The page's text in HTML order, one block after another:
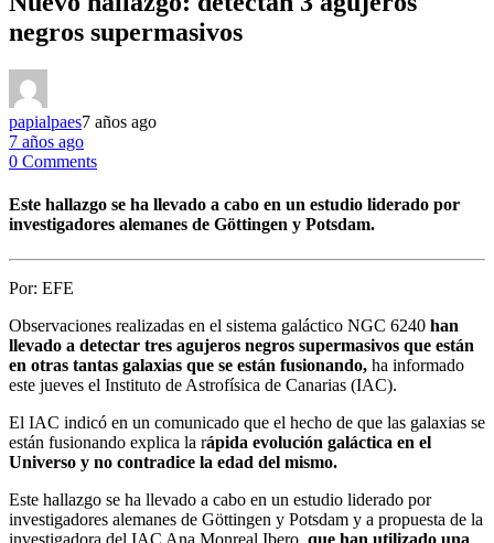
negros supermasivos
papialpaes7 años ago
7 años ago
0 Comments
Este hallazgo se ha llevado a cabo en un estudio liderado por
investigadores alemanes de Göttingen y Potsdam.
Por: EFE
Observaciones realizadas en el sistema galáctico NGC 6240 han
llevado a detectar tres agujeros negros supermasivos que están
en otras tantas galaxias que se están fusionando, ha informado
este jueves el Instituto de Astrofísica de Canarias (IAC).
El IAC indicó en un comunicado que el hecho de que las galaxias se
están fusionando explica la rápida evolución galáctica en el
Universo y no contradice la edad del mismo.
Este hallazgo se ha llevado a cabo en un estudio liderado por
investigadores alemanes de Göttingen y Potsdam y a propuesta de la
investigadora del IAC Ana Monreal Ibero, que han utilizado una